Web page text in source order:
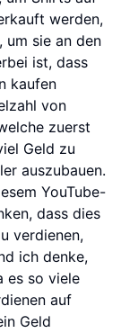
werden,
um sie an den
ist, dass
kaufen
von
zuerst
Geld zu
auszubauen.
YouTube-
dass dies
verdienen,
ich denke,
es so viele
auf
Geld